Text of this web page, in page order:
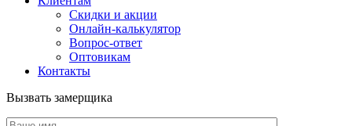
Скидки и акции
Онлайн-калькулятор
Вопрос-ответ
Оптовикам
Контакты
Вызвать замерщика